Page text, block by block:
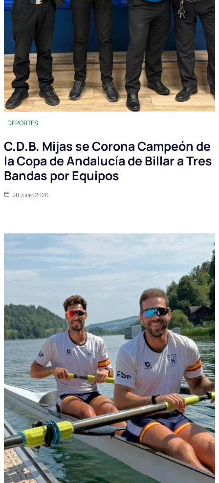
DEPORTES
C.D.B. Mijas se Corona Campeón de
la Copa de Andalucía de Billar a Tres
Bandas por Equipos
28 Junio 2026